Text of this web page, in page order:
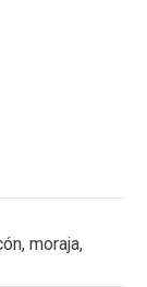
moraja,